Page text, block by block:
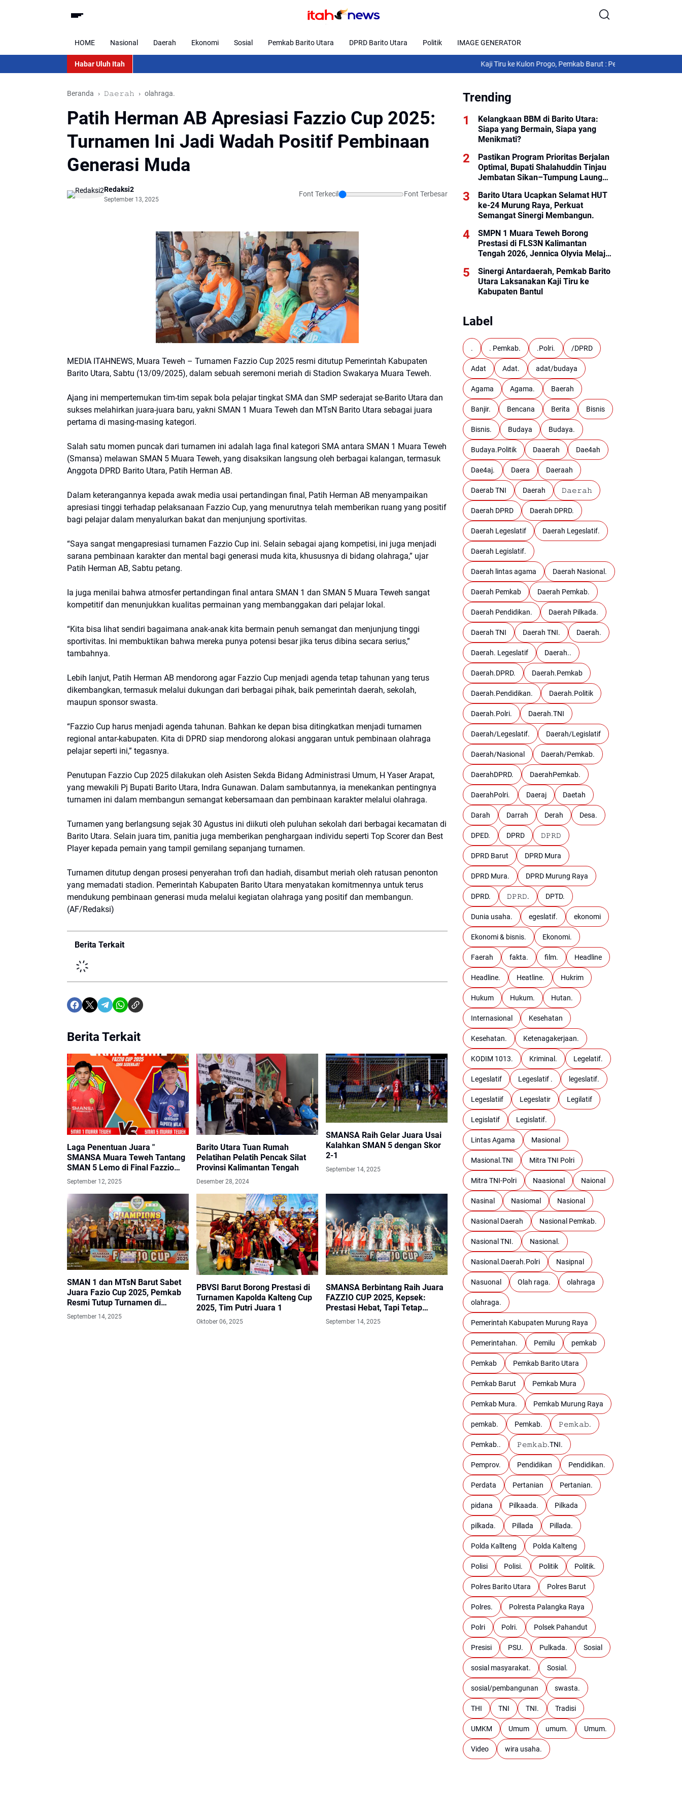
HOME Nasional Daerah Ekonomi Sosial Pemkab Barito Utara DPRD Barito Utara Politik IMAGE GENERATOR
Habar Uluh Itah Kaji Tiru ke Kulon Progo, Pemkab Barut : Perkuat Tata Kelola Pemerintahan
Beranda 𝙳𝚊𝚎𝚛𝚊𝚑 olahraga.
Patih Herman AB Apresiasi Fazzio Cup 2025:
Turnamen Ini Jadi Wadah Positif Pembinaan
Generasi Muda
Redaksi2
September 13, 2025
Font Terkecil Font Terbesar
MEDIA ITAHNEWS, Muara Teweh – Turnamen Fazzio Cup 2025 resmi ditutup Pemerintah Kabupaten
Barito Utara, Sabtu (13/09/2025), dalam sebuah seremoni meriah di Stadion Swakarya Muara Teweh.
Ajang ini mempertemukan tim-tim sepak bola pelajar tingkat SMA dan SMP sederajat se-Barito Utara dan
sukses melahirkan juara-juara baru, yakni SMAN 1 Muara Teweh dan MTsN Barito Utara sebagai juara
pertama di masing-masing kategori.
Salah satu momen puncak dari turnamen ini adalah laga final kategori SMA antara SMAN 1 Muara Teweh
(Smansa) melawan SMAN 5 Muara Teweh, yang disaksikan langsung oleh berbagai kalangan, termasuk
Anggota DPRD Barito Utara, Patih Herman AB.
Dalam keterangannya kepada awak media usai pertandingan final, Patih Herman AB menyampaikan
apresiasi tinggi terhadap pelaksanaan Fazzio Cup, yang menurutnya telah memberikan ruang yang positif
bagi pelajar dalam menyalurkan bakat dan menjunjung sportivitas.
“Saya sangat mengapresiasi turnamen Fazzio Cup ini. Selain sebagai ajang kompetisi, ini juga menjadi
sarana pembinaan karakter dan mental bagi generasi muda kita, khususnya di bidang olahraga,” ujar
Patih Herman AB, Sabtu petang.
Ia juga menilai bahwa atmosfer pertandingan final antara SMAN 1 dan SMAN 5 Muara Teweh sangat
kompetitif dan menunjukkan kualitas permainan yang membanggakan dari pelajar lokal.
“Kita bisa lihat sendiri bagaimana anak-anak kita bermain penuh semangat dan menjunjung tinggi
sportivitas. Ini membuktikan bahwa mereka punya potensi besar jika terus dibina secara serius,”
tambahnya.
Lebih lanjut, Patih Herman AB mendorong agar Fazzio Cup menjadi agenda tetap tahunan yang terus
dikembangkan, termasuk melalui dukungan dari berbagai pihak, baik pemerintah daerah, sekolah,
maupun sponsor swasta.
“Fazzio Cup harus menjadi agenda tahunan. Bahkan ke depan bisa ditingkatkan menjadi turnamen
regional antar-kabupaten. Kita di DPRD siap mendorong alokasi anggaran untuk pembinaan olahraga
pelajar seperti ini,” tegasnya.
Penutupan Fazzio Cup 2025 dilakukan oleh Asisten Sekda Bidang Administrasi Umum, H Yaser Arapat,
yang mewakili Pj Bupati Barito Utara, Indra Gunawan. Dalam sambutannya, ia menekankan pentingnya
turnamen ini dalam membangun semangat kebersamaan dan pembinaan karakter melalui olahraga.
Turnamen yang berlangsung sejak 30 Agustus ini diikuti oleh puluhan sekolah dari berbagai kecamatan di
Barito Utara. Selain juara tim, panitia juga memberikan penghargaan individu seperti Top Scorer dan Best
Player kepada pemain yang tampil gemilang sepanjang turnamen.
Turnamen ditutup dengan prosesi penyerahan trofi dan hadiah, disambut meriah oleh ratusan penonton
yang memadati stadion. Pemerintah Kabupaten Barito Utara menyatakan komitmennya untuk terus
mendukung pembinaan generasi muda melalui kegiatan olahraga yang positif dan membangun.
(AF/Redaksi)
Berita Terkait
Berita Terkait
Laga Penentuan Juara "
SMANSA Muara Teweh Tantang
SMAN 5 Lemo di Final Fazzio
Cup 2025
September 12, 2025
Barito Utara Tuan Rumah
Pelatihan Pelatih Pencak Silat
Provinsi Kalimantan Tengah
Desember 28, 2024
SMANSA Raih Gelar Juara Usai
Kalahkan SMAN 5 dengan Skor
2-1
September 14, 2025
SMAN 1 dan MTsN Barut Sabet
Juara Fazio Cup 2025, Pemkab
Resmi Tutup Turnamen di
Stadion Swakarya
September 14, 2025
PBVSI Barut Borong Prestasi di
Turnamen Kapolda Kalteng Cup
2025, Tim Putri Juara 1
Oktober 06, 2025
SMANSA Berbintang Raih Juara
FAZZIO CUP 2025, Kepsek:
Prestasi Hebat, Tapi Tetap
Rendah Hati
September 14, 2025
Trending
Kelangkaan BBM di Barito Utara:
Siapa yang Bermain, Siapa yang
Menikmati?
Pastikan Program Prioritas Berjalan
Optimal, Bupati Shalahuddin Tinjau
Jembatan Sikan–Tumpung Laung
Barito Utara Ucapkan Selamat HUT
ke-24 Murung Raya, Perkuat
Semangat Sinergi Membangun.
SMPN 1 Muara Teweh Borong
Prestasi di FLS3N Kalimantan
Tengah 2026, Jennica Olyvia Melaju
Sinergi Antardaerah, Pemkab Barito
Utara Laksanakan Kaji Tiru ke
Kabupaten Bantul
Label
. . Pemkab. .Polri. /DPRD
Adat Adat. adat/budaya
Agama Agama. Baerah
Banjir. Bencana Berita Bisnis
Bisnis. Budaya Budaya.
Budaya.Politik Daaerah Dae4ah
Dae4aj. Daera Daeraah
Daerab TNI Daerah 𝙳𝚊𝚎𝚛𝚊𝚑
Daerah DPRD Daerah DPRD.
Daerah Legeslatif Daerah Legeslatif.
Daerah Legislatif.
Daerah lintas agama Daerah Nasional.
Daerah Pemkab Daerah Pemkab.
Daerah Pendidikan. Daerah Pilkada.
Daerah TNI Daerah TNI. Daerah.
Daerah. Legeslatif Daerah..
Daerah.DPRD. Daerah.Pemkab
Daerah.Pendidikan. Daerah.Politik
Daerah.Polri. Daerah.TNI
Daerah/Legeslatif. Daerah/Legislatif
Daerah/Nasional Daerah/Pemkab.
DaerahDPRD. DaerahPemkab.
DaerahPolri. Daeraj Daetah
Darah Darrah Derah Desa.
DPED. DPRD 𝙳𝙿𝚁𝙳
DPRD Barut DPRD Mura
DPRD Mura. DPRD Murung Raya
DPRD. 𝙳𝙿𝚁𝙳. DPTD.
Dunia usaha. egeslatif. ekonomi
Ekonomi & bisnis. Ekonomi.
Faerah fakta. film. Headline
Headline. Heatline. Hukrim
Hukum Hukum. Hutan.
Internasional Kesehatan
Kesehatan. Ketenagakerjaan.
KODIM 1013. Kriminal. Legelatif.
Legeslatif Legeslatif . legeslatif.
Legeslatiif Legeslatir Legilatif
Legislatif Legislatif.
Lintas Agama Masional
Masional.TNI Mitra TNI Polri
Mitra TNI-Polri Naasional Naional
Nasinal Nasiomal Nasional
Nasional Daerah Nasional Pemkab.
Nasional TNI. Nasional.
Nasional.Daerah.Polri Nasipnal
Nasuonal Olah raga. olahraga
olahraga.
Pemerintah Kabupaten Murung Raya
Pemerintahan. Pemilu pemkab
Pemkab Pemkab Barito Utara
Pemkab Barut Pemkab Mura
Pemkab Mura. Pemkab Murung Raya
pemkab. Pemkab. 𝙿𝚎𝚖𝚔𝚊𝚋.
Pemkab.. 𝙿𝚎𝚖𝚔𝚊𝚋.TNI.
Pemprov. Pendidikan Pendidikan.
Perdata Pertanian Pertanian.
pidana Pilkaada. Pilkada
pilkada. Pillada Pillada.
Polda Kallteng Polda Kalteng
Polisi Polisi. Politik Politik.
Polres Barito Utara Polres Barut
Polres. Polresta Palangka Raya
Polri Polri. Polsek Pahandut
Presisi PSU. Pulkada. Sosial
sosial masyarakat. Sosial.
sosial/pembangunan swasta.
THI TNI TNI. Tradisi
UMKM Umum umum. Umum.
Video wira usaha.